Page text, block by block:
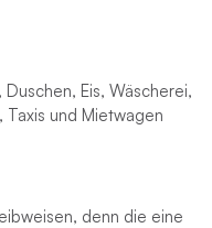
Eis, Wäscherei,
Taxis und Mietwagen
denn die eine